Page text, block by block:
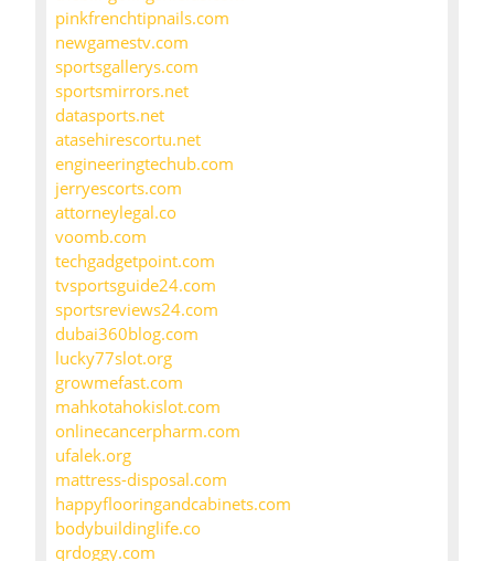
pinkfrenchtipnails.com
newgamestv.com
sportsgallerys.com
sportsmirrors.net
datasports.net
atasehirescortu.net
engineeringtechub.com
jerryescorts.com
attorneylegal.co
voomb.com
techgadgetpoint.com
tvsportsguide24.com
sportsreviews24.com
dubai360blog.com
lucky77slot.org
growmefast.com
mahkotahokislot.com
onlinecancerpharm.com
ufalek.org
mattress-disposal.com
happyflooringandcabinets.com
bodybuildinglife.co
qrdoggy.com